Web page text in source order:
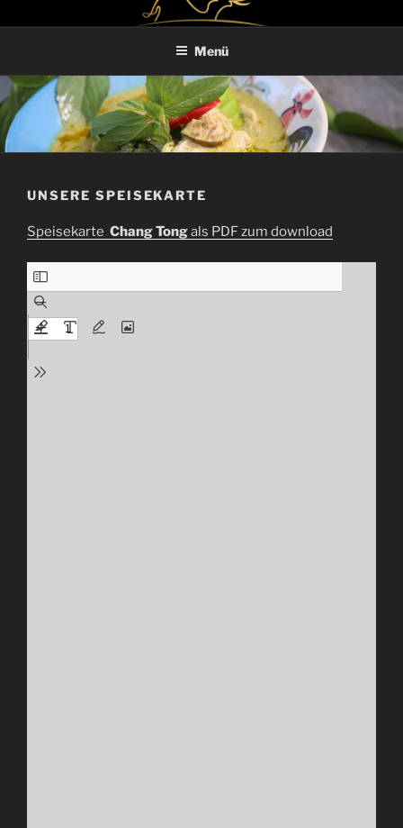
InhaltCHANG TONG
Menü
UNSERE SPEISEKARTE
Speisekarte Chang Tongals PDF zum download